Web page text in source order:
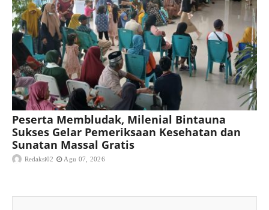
Peserta Membludak, Milenial Bintauna
Sukses Gelar Pemeriksaan Kesehatan dan
Sunatan Massal Gratis
Redaksi02 Agu 07, 2026